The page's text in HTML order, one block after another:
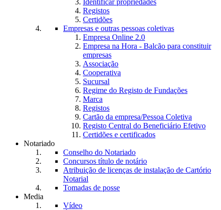
Identificar propriedades
Registos
Certidões
Empresas e outras pessoas coletivas
Empresa Online 2.0
Empresa na Hora - Balcão para constituir
empresas
Associação
Cooperativa
Sucursal
Regime do Registo de Fundações
Marca
Registos
Cartão da empresa/Pessoa Coletiva
Registo Central do Beneficiário Efetivo
Certidões e certificados
Notariado
Conselho do Notariado
Concursos título de notário
Atribuição de licenças de instalação de Cartório
Notarial
Tomadas de posse
Media
Vídeo